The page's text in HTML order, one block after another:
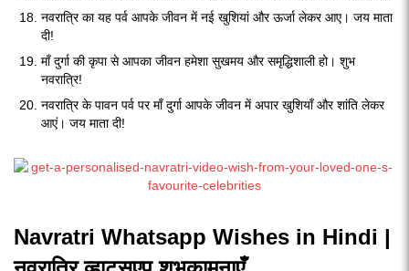
नवरात्रि का यह पर्व आपके जीवन में नई खुशियां और ऊर्जा लेकर आए। जय माता
दी!
माँ दुर्गा की कृपा से आपका जीवन हमेशा सुखमय और समृद्धिशाली हो। शुभ
नवरात्रि!
नवरात्रि के पावन पर्व पर माँ दुर्गा आपके जीवन में अपार खुशियाँ और शांति लेकर
आएं। जय माता दी!
Navratri Whatsapp Wishes in Hindi |